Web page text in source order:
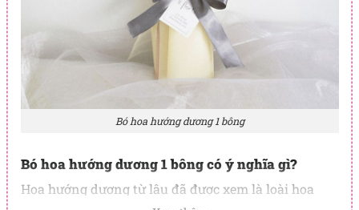
Bó hoa hướng dương 1 bông
Bó hoa hướng dương 1 bông có ý nghĩa gì?
Hoa hướng dương từ lâu đã được xem là loài hoa